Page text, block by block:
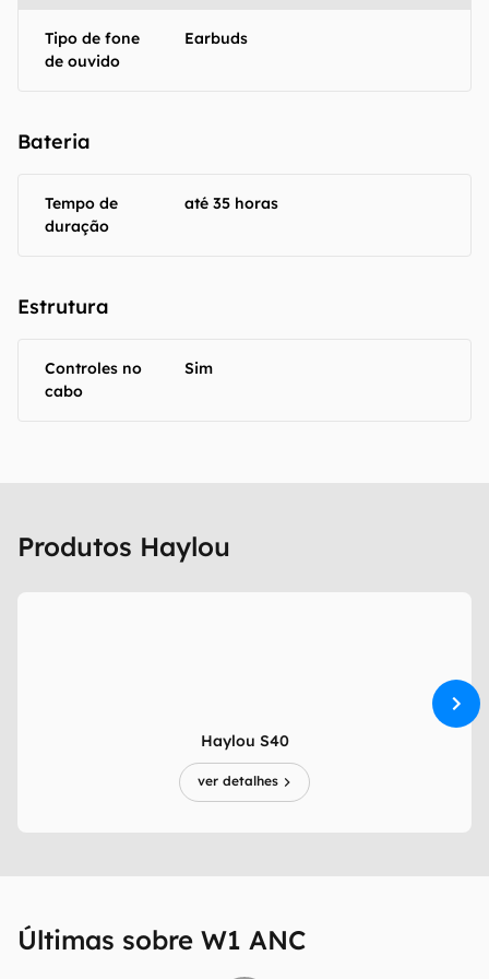
Tipo de fone
de ouvido
Earbuds
Bateria
Tempo de
duração
até 35 horas
Estrutura
Controles no
cabo
Sim
Produtos Haylou
Haylou S40
ver detalhes
Últimas sobre W1 ANC